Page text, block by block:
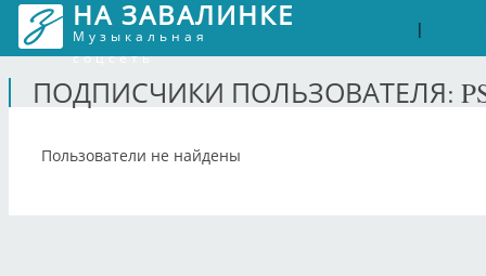
НА ЗАВАЛИНКЕ
Музыкальная
соцсеть
|
ПОДПИСЧИКИ ПОЛЬЗОВАТЕЛЯ:
Пользователи не найдены